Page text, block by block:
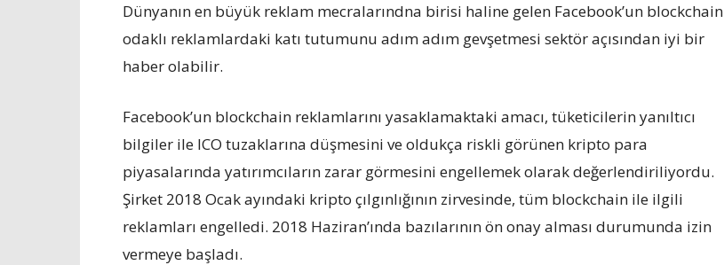
Dünyanın en büyük reklam mecralarındna birisi haline gelen Facebook’un blockchain
odaklı reklamlardaki katı tutumunu adım adım gevşetmesi sektör açısından iyi bir
haber olabilir.
Facebook’un blockchain reklamlarını yasaklamaktaki amacı, tüketicilerin yanıltıcı
bilgiler ile ICO tuzaklarına düşmesini ve oldukça riskli görünen kripto para
piyasalarında yatırımcıların zarar görmesini engellemek olarak değerlendiriliyordu.
Şirket 2018 Ocak ayındaki kripto çılgınlığının zirvesinde, tüm blockchain ile ilgili
reklamları engelledi. 2018 Haziran’ında bazılarının ön onay alması durumunda izin
vermeye başladı.